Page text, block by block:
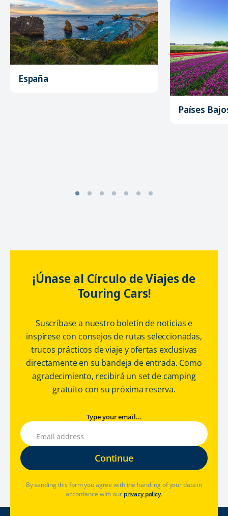
España
Países
¡Únase al Círculo de Viajes de
Touring Cars!
Suscríbase a nuestro boletín de noticias e
inspírese con consejos de rutas seleccionadas,
trucos prácticos de viaje y ofertas exclusivas
directamente en su bandeja de entrada. Como
agradecimiento, recibirá un set de camping
gratuito con su próxima reserva.
Type your email...
By sending this form you agree with the handling of your data in
accordance with our privacy policy.